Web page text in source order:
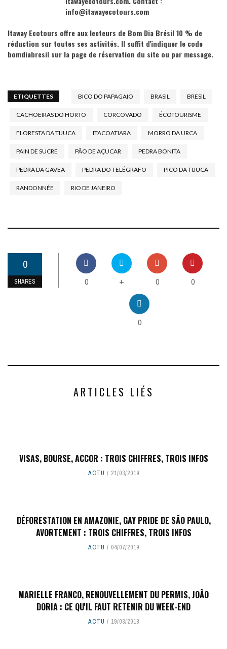
info@itawayecotours.com
Itaway Ecotours offre aux lecteurs de Bom Dia Brésil 10 % de
réduction sur toutes ses activités. Il suffit d'indiquer le code
bomdiabresil sur la page de réservation du site ou par message.
ETIQUETTES BICO DO PAPAGAIO BRASIL BRESIL
CACHOEIRAS DO HORTO CORCOVADO ÉCOTOURISME
FLORESTA DA TIJUCA ITACOATIARA MORRO DA URCA
PAIN DE SUCRE PÃO DE AÇUCAR PEDRA BONITA
PEDRA DA GAVEA PEDRA DO TELÉGRAFO PICO DA TIJUCA
RANDONNÉE RIO DE JANEIRO
0
SHARES 0 + 0 0
0
ARTICLES LIÉS
VISAS, BOURSE, ACCOR : TROIS CHIFFRES, TROIS INFOS
ACTU 21/03/2019
DÉFORESTATION EN AMAZONIE, GAY PRIDE DE SÃO PAULO,
AVORTEMENT : TROIS CHIFFRES, TROIS INFOS
ACTU 04/07/2019
MARIELLE FRANCO, RENOUVELLEMENT DU PERMIS, JOÃO
DORIA : CE QU'IL FAUT RETENIR DU WEEK-END
ACTU 19/03/2018